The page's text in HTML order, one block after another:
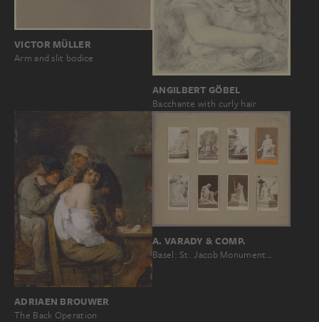
VICTOR MÜLLER
Arm and slit bodice
ANGILBERT GÖBEL
Bacchante with curly hair
ADRIAEN BROUWER
The Back Operation
A. VARADY & COMP.
Basel: St. Jacob Monument…